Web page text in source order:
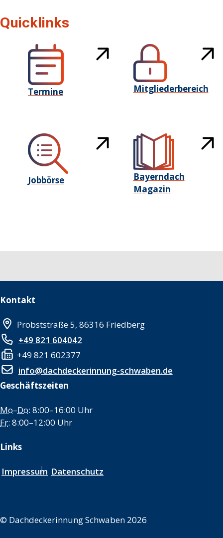
Quicklinks
Termine Mitgliederbereich
Jobbörse
Bayerndach
Magazin
Kontakt
Probststraße 5, 86316 Friedberg
+49 821 604042
+49 821 602377
info@dachdeckerinnung-schwaben.de
Geschäftszeiten
Mo–Do: 8:00–16:00 Uhr
Fr: 8:00–12:00 Uhr
Links
Impressum Datenschutz
© Dachdeckerinnung Schwaben 2026